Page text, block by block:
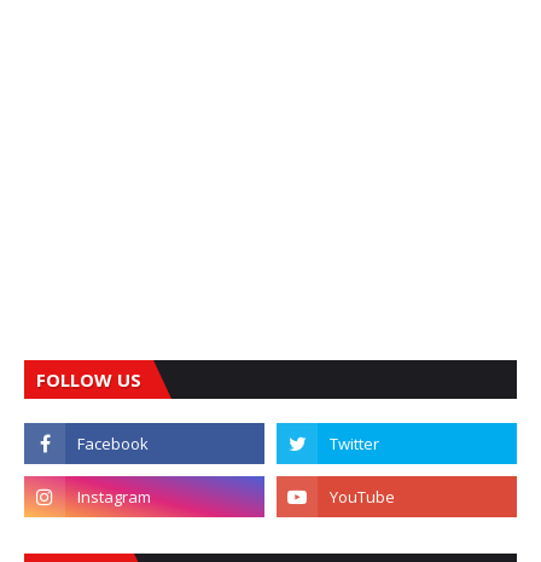
FOLLOW US